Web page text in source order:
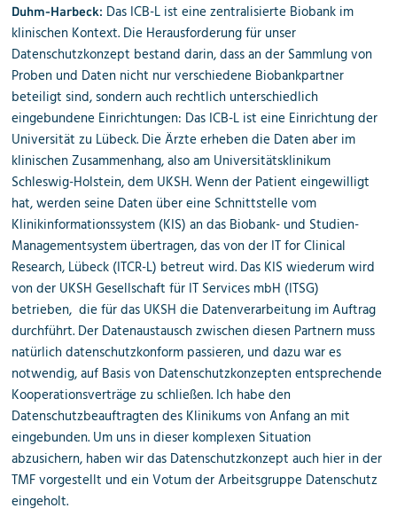
Duhm-Harbeck: Das ICB-L ist eine zentralisierte Biobank im
klinischen Kontext. Die Herausforderung für unser
Datenschutzkonzept bestand darin, dass an der Sammlung von
Proben und Daten nicht nur verschiedene Biobankpartner
beteiligt sind, sondern auch rechtlich unterschiedlich
eingebundene Einrichtungen: Das ICB-L ist eine Einrichtung der
Universität zu Lübeck. Die Ärzte erheben die Daten aber im
klinischen Zusammenhang, also am Universitätsklinikum
Schleswig-Holstein, dem UKSH. Wenn der Patient eingewilligt
hat, werden seine Daten über eine Schnittstelle vom
Klinikinformationssystem (KIS) an das Biobank- und Studien-
Managementsystem übertragen, das von der IT for Clinical
Research, Lübeck (ITCR-L) betreut wird. Das KIS wiederum wird
von der UKSH Gesellschaft für IT Services mbH (ITSG)
betrieben, die für das UKSH die Datenverarbeitung im Auftrag
durchführt. Der Datenaustausch zwischen diesen Partnern muss
natürlich datenschutzkonform passieren, und dazu war es
notwendig, auf Basis von Datenschutzkonzepten entsprechende
Kooperationsverträge zu schließen. Ich habe den
Datenschutzbeauftragten des Klinikums von Anfang an mit
eingebunden. Um uns in dieser komplexen Situation
abzusichern, haben wir das Datenschutzkonzept auch hier in der
TMF vorgestellt und ein Votum der Arbeitsgruppe Datenschutz
eingeholt.